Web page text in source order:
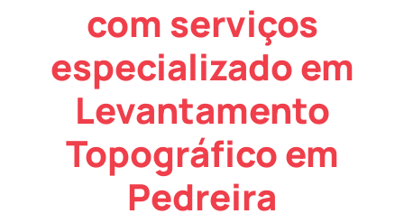
com serviços
especializado em
Levantamento
Topográfico em
Pedreira